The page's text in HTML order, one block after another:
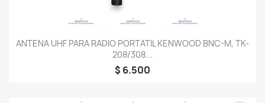
ANTENA UHF PARA RADIO PORTATIL KENWOOD BNC-M, TK-
208/308...
$ 6.500